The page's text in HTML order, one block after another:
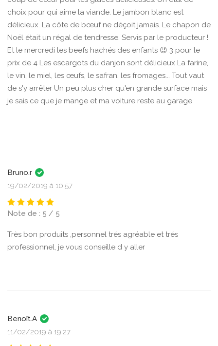
choix pour qui aime la viande. Le jambon blanc est
délicieux. La côte de bœuf ne déçoit jamais. Le chapon de
Noël était un régal de tendresse. Servis par le producteur !
Et le mercredi les beefs hachés des enfants 😉 3 pour le
prix de 4 Les escargots du danjon sont délicieux La farine,
le vin, le miel, les œufs, le safran, les fromages... Tout vaut
de s'y arrêter Un peu plus cher qu'en grande surface mais
je sais ce que je mange et ma voiture reste au garage
Bruno.r
19/02/2019 à 10:57
Note de : 5 / 5
Très bon produits ,personnel trés agréable et trés
professionnel, je vous conseille d y aller
Benoît.A
11/02/2019 à 19:27